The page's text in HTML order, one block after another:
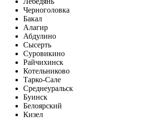
Черноголовка
Бакал
Алагир
Абдулино
Сысерть
Суровикино
Райчихинск
Котельниково
Тарко-Сале
Среднеуральск
Буинск
Белоярский
Кизел